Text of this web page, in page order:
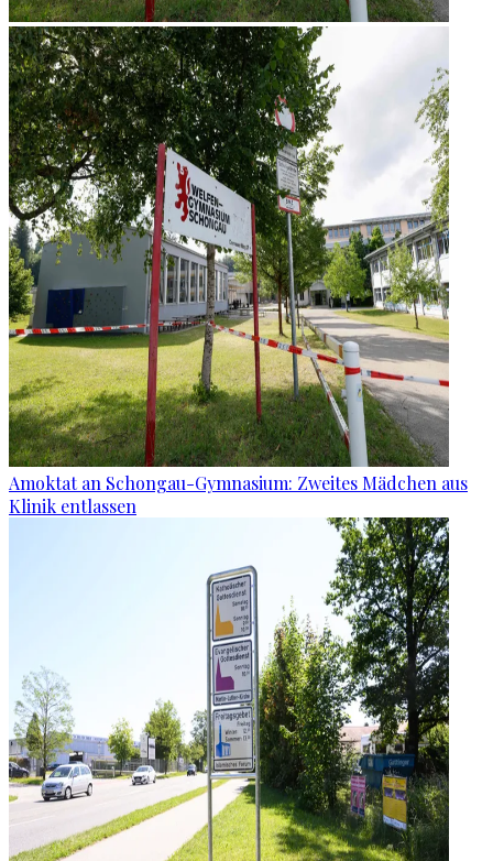
Amoktat an Schongau-Gymnasium: Zweites Mädchen aus
Klinik entlassen